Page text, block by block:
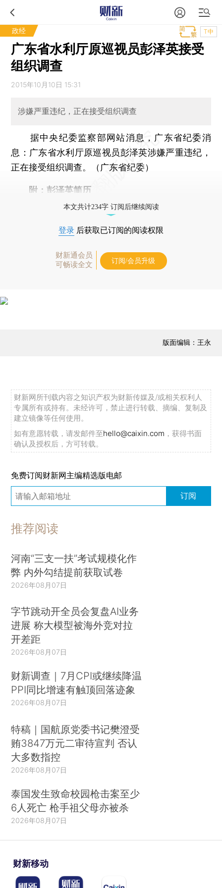
政经 T中
广东省水利厅原巡视员彭泽英接受
组织调查
2015年10月10日 15:31
涉嫌严重违纪，正在接受组织调查
据中央纪委监察部网站消息，广东省纪委消
息：广东省水利厅原巡视员彭泽英涉嫌严重违纪，
正在接受组织调查。（广东省纪委）
附：彭泽英简历
本文共计234字 订阅后继续阅读
登录 后获取已订阅的阅读权限
财新通会员
可畅读全文
订阅/会员升级
版面编辑：王永
财新网所刊载内容之知识产权为财新传媒及/或相关权利人
专属所有或持有。未经许可，禁止进行转载、摘编、复制及
建立镜像等任何使用。
如有意愿转载，请发邮件至hello@caixin.com ，获得书面
确认及授权后，方可转载。
免费订阅财新网主编精选版电邮
订阅
推荐阅读
河南“三支一扶”考试规模化作
弊 内外勾结提前获取试卷
2026年08月07日
字节跳动开全员会复盘AI业务
进展 称大模型被海外竞对拉
开差距
2026年08月07日
财新调查｜7月CPI或继续降温
PPI同比增速有触顶回落迹象
2026年08月07日
特稿｜国航原党委书记樊澄受
贿3847万元二审待宣判 否认
大多数指控
2026年08月07日
泰国发生致命校园枪击案至少
6人死亡 枪手祖父母亦被杀
2026年08月07日
财新移动